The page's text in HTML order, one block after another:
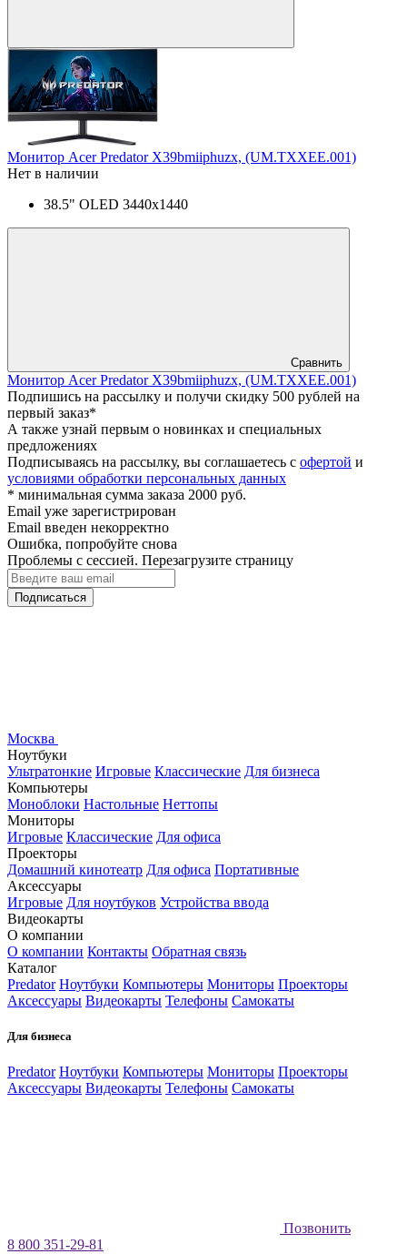
Монитор Acer Predator X39bmiiphuzx, (UM.TXXEE.001)
Нет в наличии
38.5" OLED 3440x1440
Сравнить
Монитор Acer Predator X39bmiiphuzx, (UM.TXXEE.001)
Подпишись на рассылку и получи скидку 500 рублей на
первый заказ*
А также узнай первым о новинках и специальных
предложениях
Подписываясь на рассылку, вы соглашаетесь с офертой и
условиями обработки персональных данных
* минимальная сумма заказа 2000 руб.
Email уже зарегистрирован
Email введен некорректно
Ошибка, попробуйте снова
Проблемы с сессией. Перезагрузите страницу
Подписаться
Москва
Ноутбуки
Ультратонкие Игровые Классические Для бизнеса
Компьютеры
Моноблоки Настольные Неттопы
Мониторы
Игровые Классические Для офиса
Проекторы
Домашний кинотеатр Для офиса Портативные
Аксессуары
Игровые Для ноутбуков Устройства ввода
Видеокарты
О компании
О компании Контакты Обратная связь
Каталог
Predator Ноутбуки Компьютеры Мониторы Проекторы
Аксессуары Видеокарты Телефоны Самокаты
Для бизнеса
Predator Ноутбуки Компьютеры Мониторы Проекторы
Аксессуары Видеокарты Телефоны Самокаты
Позвонить
8 800 351-29-81